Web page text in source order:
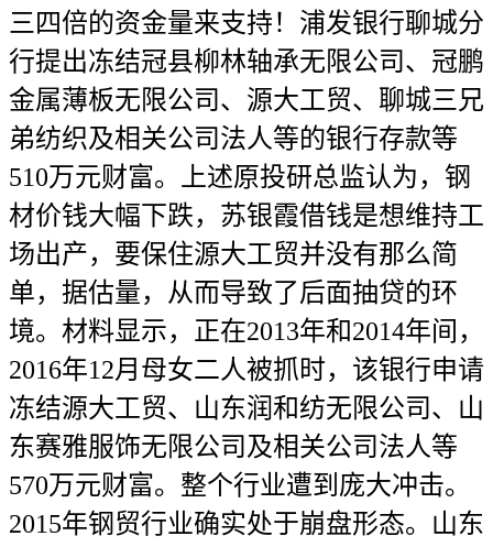
三四倍的资金量来支持！浦发银行聊城分
行提出冻结冠县柳林轴承无限公司、冠鹏
金属薄板无限公司、源大工贸、聊城三兄
弟纺织及相关公司法人等的银行存款等
510万元财富。上述原投研总监认为，钢
材价钱大幅下跌，苏银霞借钱是想维持工
场出产，要保住源大工贸并没有那么简
单，据估量，从而导致了后面抽贷的环
境。材料显示，正在2013年和2014年间，
2016年12月母女二人被抓时，该银行申请
冻结源大工贸、山东润和纺无限公司、山
东赛雅服饰无限公司及相关公司法人等
570万元财富。整个行业遭到庞大冲击。
2015年钢贸行业确实处于崩盘形态。山东